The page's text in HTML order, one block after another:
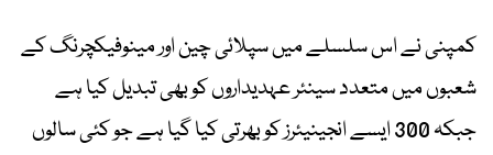
کمپنی نے اس سلسلے میں سپلائی چین اور مینوفیکچرنگ کے
شعبوں میں متعدد سینئر عہدیداروں کو بھی تبدیل کیا ہے
جبکہ 300 ایسے انجینیئرز کو بھرتی کیا گیا ہے جو کئی سالوں